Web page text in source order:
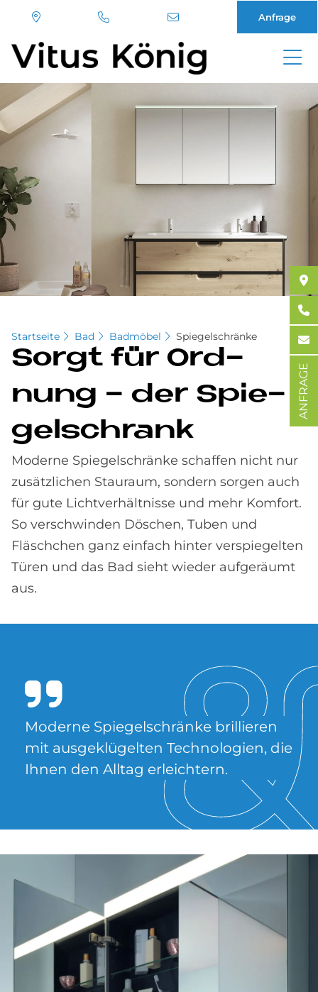
zum
Inhalt
Anfrage
Startseite Bad Badmöbel Spiegelschränke
Sor­gt für Ord­
nung - der Spie­
gel­schrank
Moderne Spiegelschränke schaffen nicht nur
zusätzlichen Stauraum, sondern sorgen auch
für gute Lichtverhältnisse und mehr Komfort.
So verschwinden Döschen, Tuben und
Fläschchen ganz einfach hinter verspiegelten
Türen und das Bad sieht wieder aufgeräumt
aus.
Mo­der­ne Spie­gel­schrän­ke bril­lie­ren
mit aus­ge­klü­gel­ten Tech­no­lo­gi­en, die
Ih­nen den All­tag er­leich­tern.
ANFRAGE